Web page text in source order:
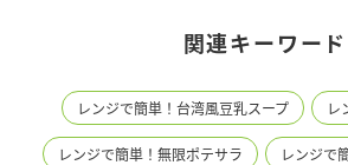
関連キーワード
レンジで簡単！台湾風豆乳スープ レ
レンジで簡単！無限ポテサラ レンジで